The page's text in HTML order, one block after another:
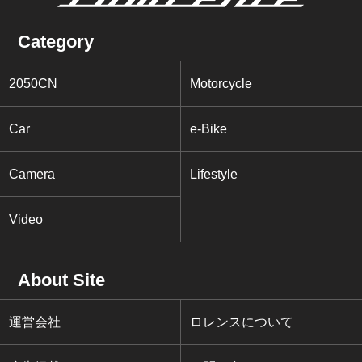
Category
2050CN Motorcycle
Car e-Bike
Camera Lifestyle
Video
About Site
運営会社 ロレンスについて